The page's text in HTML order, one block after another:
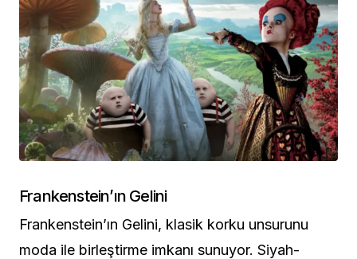
Frankenstein’ın Gelini
Frankenstein’ın Gelini, klasik korku unsurunu
moda ile birleştirme imkanı sunuyor. Siyah-